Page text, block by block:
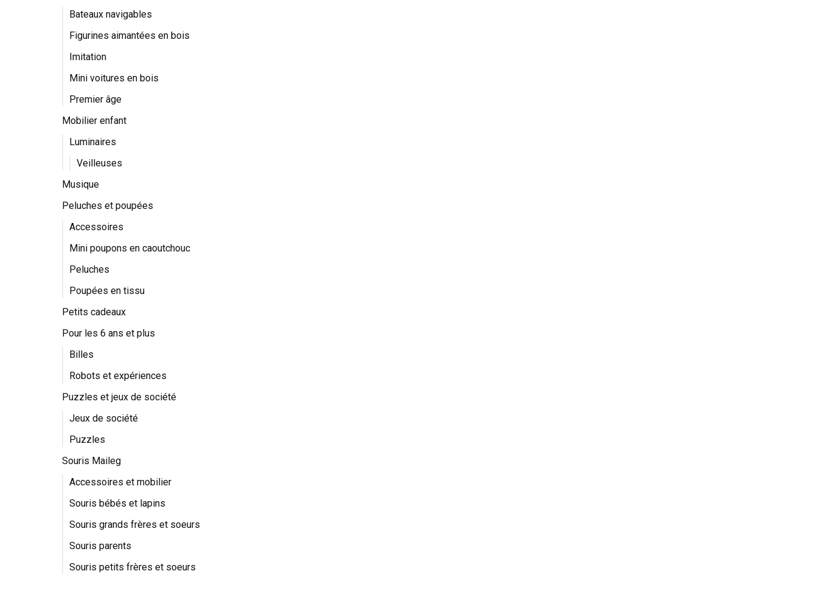
Bateaux navigables
Figurines aimantées en bois
Imitation
Mini voitures en bois
Premier âge
Mobilier enfant
Luminaires
Veilleuses
Musique
Peluches et poupées
Accessoires
Mini poupons en caoutchouc
Peluches
Poupées en tissu
Petits cadeaux
Pour les 6 ans et plus
Billes
Robots et expériences
Puzzles et jeux de société
Jeux de société
Puzzles
Souris Maileg
Accessoires et mobilier
Souris bébés et lapins
Souris grands frères et soeurs
Souris parents
Souris petits frères et soeurs